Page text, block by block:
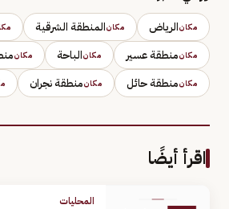
مكانالرياض مكانالمنطقة الشرقية
مكانمنطقة عسير مكانالباحة مكان
مكانمنطقة حائل مكانمنطقة نجران
اقرأ أيضًا
المحليات